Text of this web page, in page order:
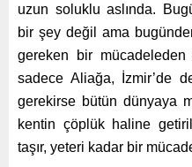
uzun soluklu aslında.
bir şey değil ama
gereken bir
sadece Aliağa, İzmir’de
gerekirse bütün dünyaya
kentin çöplük haline
taşır, yeteri kadar bir